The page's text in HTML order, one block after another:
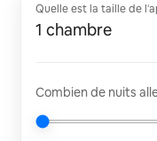
Quelle est la taille de
1 chambre
Combien de nuits